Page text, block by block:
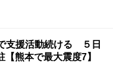
援活動続ける ５日
熊本で最大震度7】